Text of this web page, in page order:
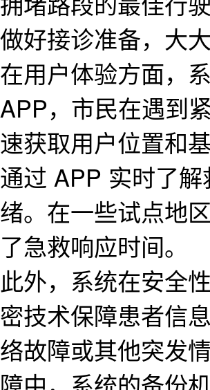
做好接诊准备，大
在用户体验方面，
APP，市民在遇到
速获取用户位置和
通过 APP 实时了
绪。在一些试点地
了急救响应时间。
此外，系统在安全
密技术保障患者信
络故障或其他突发